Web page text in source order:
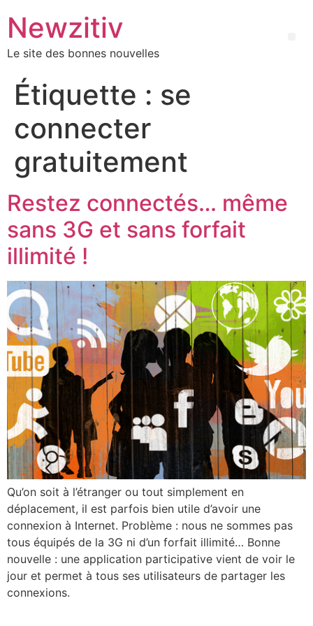
Newzitiv
Le site des bonnes nouvelles
Étiquette : se
connecter
gratuitement
Restez connectés… même
sans 3G et sans forfait
illimité !
Qu’on soit à l’étranger ou tout simplement en
déplacement, il est parfois bien utile d’avoir une
connexion à Internet. Problème : nous ne sommes pas
tous équipés de la 3G ni d’un forfait illimité… Bonne
nouvelle : une application participative vient de voir le
jour et permet à tous ses utilisateurs de partager les
connexions.